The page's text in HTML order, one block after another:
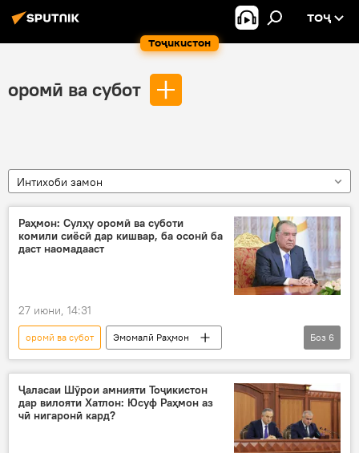
Тоҷикистон
ТОҶ
оромӣ ва субот
Интихоби замон
Раҳмон: Сулҳу оромӣ ва суботи
комили сиёсӣ дар кишвар, ба осонӣ ба
даст наомадааст
27 июни, 14:31
оромӣ ва субот
Эмомалӣ Раҳмон
Рӯзи Ваҳдати миллӣ
Ваҳдат
оромӣ
Раисҷумҳур
амнияту субот Сиёсат
Боз 6
Ҷаласаи Шӯрои амнияти Тоҷикистон
дар вилояти Хатлон: Юсуф Раҳмон аз
чӣ нигаронӣ кард?